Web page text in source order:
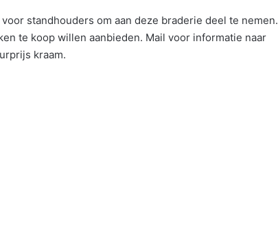
standhouders om aan deze braderie deel te nemen.
te koop willen aanbieden. Mail voor informatie naar
kraam.